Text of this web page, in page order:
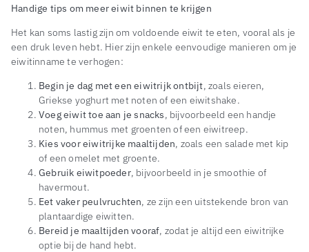
Handige tips om meer eiwit binnen te krijgen
Het kan soms lastig zijn om voldoende eiwit te eten, vooral als je
een druk leven hebt. Hier zijn enkele eenvoudige manieren om je
eiwitinname te verhogen:
Begin je dag met een eiwitrijk ontbijt, zoals eieren,
Griekse yoghurt met noten of een eiwitshake.
Voeg eiwit toe aan je snacks, bijvoorbeeld een handje
noten, hummus met groenten of een eiwitreep.
Kies voor eiwitrijke maaltijden, zoals een salade met kip
of een omelet met groente.
Gebruik eiwitpoeder, bijvoorbeeld in je smoothie of
havermout.
Eet vaker peulvruchten, ze zijn een uitstekende bron van
plantaardige eiwitten.
Bereid je maaltijden vooraf, zodat je altijd een eiwitrijke
optie bij de hand hebt.